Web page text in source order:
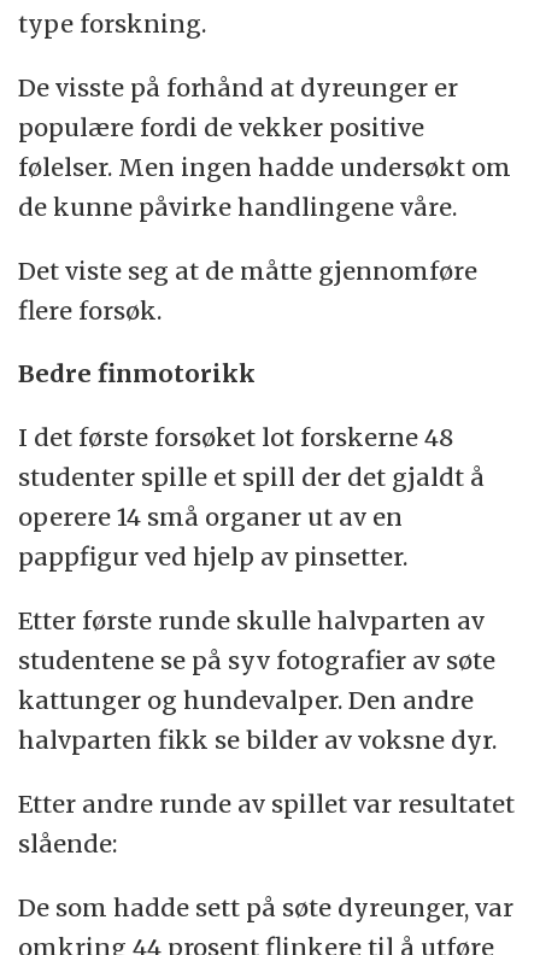
type forskning.
De visste på forhånd at dyreunger er
populære fordi de vekker positive
følelser. Men ingen hadde undersøkt om
de kunne påvirke handlingene våre.
Det viste seg at de måtte gjennomføre
flere forsøk.
Bedre finmotorikk
I det første forsøket lot forskerne 48
studenter spille et spill der det gjaldt å
operere 14 små organer ut av en
pappfigur ved hjelp av pinsetter.
Etter første runde skulle halvparten av
studentene se på syv fotografier av søte
kattunger og hundevalper. Den andre
halvparten fikk se bilder av voksne dyr.
Etter andre runde av spillet var resultatet
slående:
De som hadde sett på søte dyreunger, var
omkring 44 prosent flinkere til å utføre